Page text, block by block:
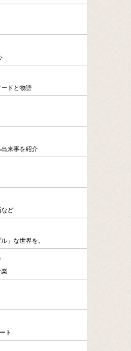
ドと物語
来事を紹介
など
」な世界を。
楽
ト